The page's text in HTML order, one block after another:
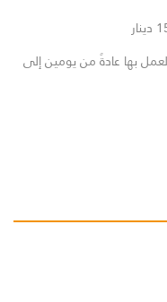
بها عادةً من يومين إلى